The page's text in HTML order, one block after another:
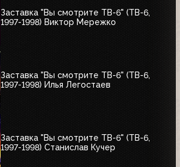
Заставка "Вы смотрите ТВ-6" (ТВ-6,
1997-1998) Виктор Мережко
Заставка "Вы смотрите ТВ-6" (ТВ-6,
1997-1998) Илья Легостаев
Заставка "Вы смотрите ТВ-6" (ТВ-6,
1997-1998) Станислав Кучер